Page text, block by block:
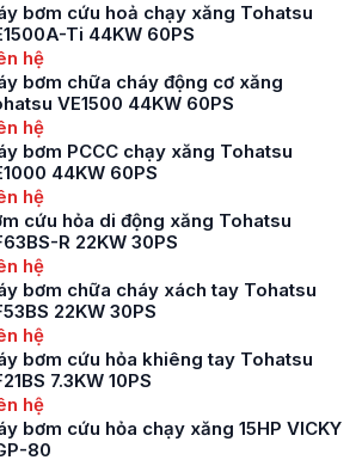
bơm cứu hoả chạy xăng Tohatsu
Ti 44KW 60PS
hệ
bơm chữa cháy động cơ xăng
VE1500 44KW 60PS
hệ
bơm PCCC chạy xăng Tohatsu
44KW 60PS
hệ
cứu hỏa di động xăng Tohatsu
R 22KW 30PS
hệ
bơm chữa cháy xách tay Tohatsu
22KW 30PS
hệ
bơm cứu hỏa khiêng tay Tohatsu
7.3KW 10PS
hệ
bơm cứu hỏa chạy xăng 15HP VICKY
80